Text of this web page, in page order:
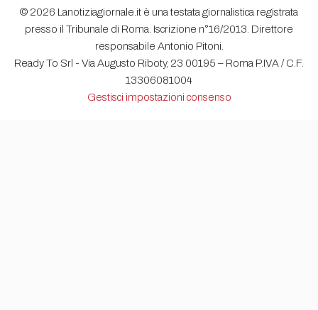
© 2026 Lanotiziagiornale.it è una testata giornalistica registrata
presso il Tribunale di Roma. Iscrizione n°16/2013. Direttore
responsabile Antonio Pitoni.
Ready To Srl - Via Augusto Riboty, 23 00195 – Roma P.IVA / C.F.
13306081004
Gestisci impostazioni consenso